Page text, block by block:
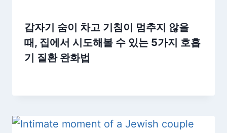
갑자기 숨이 차고 기침이 멈추지 않을
때, 집에서 시도해볼 수 있는 5가지 호흡
기 질환 완화법